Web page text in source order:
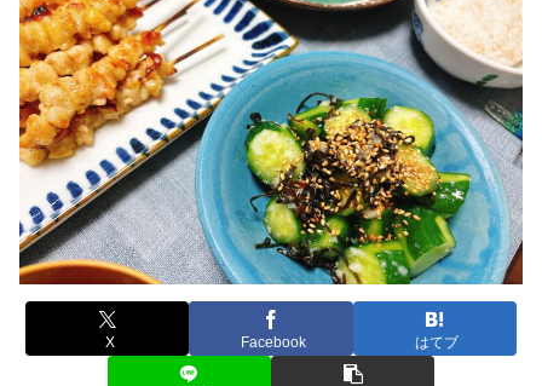
X Facebook はてブ